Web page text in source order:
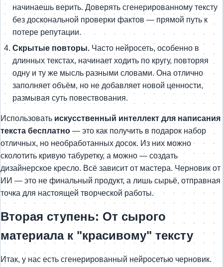
начинаешь верить. Доверять сгенерированному тексту
без доскональной проверки фактов — прямой путь к
потере репутации.
Скрытые повторы. Часто нейросеть, особенно в
длинных текстах, начинает ходить по кругу, повторяя
одну и ту же мысль разными словами. Она отлично
заполняет объём, но не добавляет новой ценности,
размывая суть повествования.
Использовать искусственный интеллект для написания
текста бесплатно — это как получить в подарок набор
отличных, но необработанных досок. Из них можно
сколотить кривую табуретку, а можно — создать
дизайнерское кресло. Всё зависит от мастера. Черновик от
ИИ — это не финальный продукт, а лишь сырьё, отправная
точка для настоящей творческой работы.
Вторая ступень: От сырого
материала к "красивому" тексту
Итак, у нас есть сгенерированный нейросетью черновик.